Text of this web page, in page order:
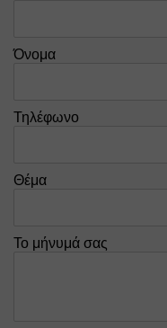
Όνομα
Τηλέφωνο
Θέμα
Το μήνυμά σας